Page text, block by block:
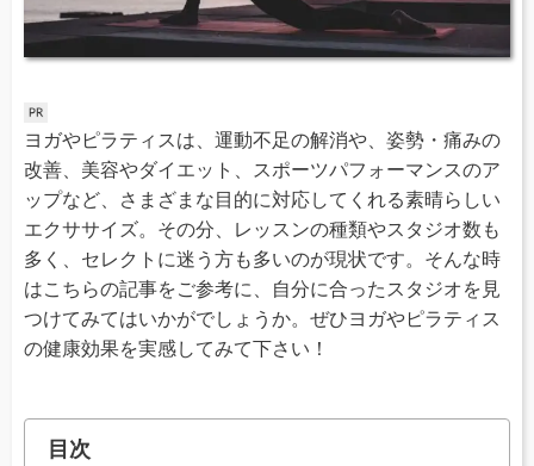
ヨガやピラティスは、運動不足の解消や、姿勢・痛みの
改善、美容やダイエット、スポーツパフォーマンスのア
ップなど、さまざまな目的に対応してくれる素晴らしい
エクササイズ。その分、レッスンの種類やスタジオ数も
多く、セレクトに迷う方も多いのが現状です。そんな時
はこちらの記事をご参考に、自分に合ったスタジオを見
つけてみてはいかがでしょうか。ぜひヨガやピラティス
の健康効果を実感してみて下さい！
目次